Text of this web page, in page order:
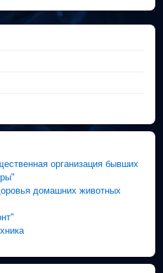
организация бывших
домашних животных